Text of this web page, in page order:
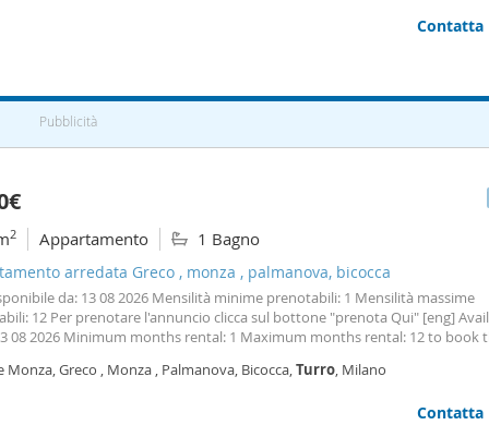
Contatta
Pubblicità
2 Appartamento 1 Bagno
arredata Greco , monza , palmanova, bicocca
da: 13 08 2026 Mensilità minime prenotabili: 1 Mensilità massime
12 Per prenotare l'annuncio clicca sul bottone "prenota Qui" [eng]
08 2026 Minimum months rental: 1 Maximum months rental: 12 to book
si riferisce a 4 settimane (28 giorni) di affitto. Per prenotazioni
check-out can only be done on Thursdays. The price shown refers to 4 weeks
Monza, Greco , Monza , Palmanova, Bicocca,Turro, Milano
Contatta